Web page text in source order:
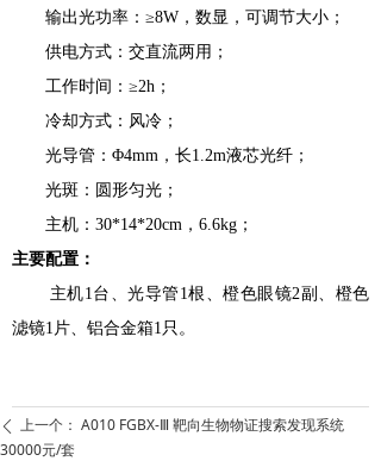
输出光功率：≥8W，数显，可调节大小；
供电方式：交直流两用；
工作时间：≥2h；
冷却方式：风冷；
光导管：Φ4mm，长1.2m液芯光纤；
光斑：圆形匀光；
主机：30*14*20cm，6.6kg；
主要配置：
主机1台、光导管1根、橙色眼镜2副、橙色
滤镜1片、铝合金箱1只。
ꄴ 上一个： A010 FGBX-Ⅲ 靶向生物物证搜索发现系统
30000元/套